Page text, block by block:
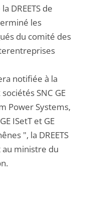
DREETS de
les
du comité des
notifiée à la
SNC GE
Power Systems,
ISetT et GE
", la DREETS
au ministre du